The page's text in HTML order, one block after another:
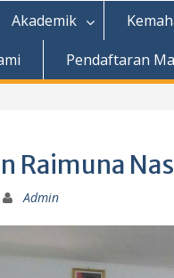
Akademik
Pendaftaran
Raimuna
Admin